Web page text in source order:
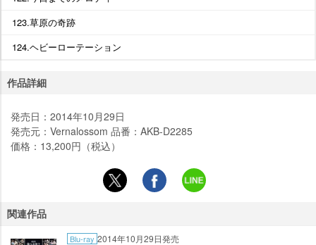
123.草原の奇跡
124.ヘビーローテーション
作品詳細
発売日：2014年10月29日
発売元：Vernalossom 品番：AKB-D2285
価格：13,200円（税込）
関連作品
Blu-ray 2014年10月29日発売